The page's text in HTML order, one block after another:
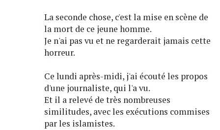
La seconde chose, c'est la mise en scène de
la mort de ce jeune homme.
Je n'ai pas vu et ne regarderait jamais cette
horreur.
Ce lundi après-midi, j'ai écouté les propos
d'une journaliste, qui l'a vu.
Et il a relevé de très nombreuses
similitudes, avec les exécutions commises
par les islamistes.